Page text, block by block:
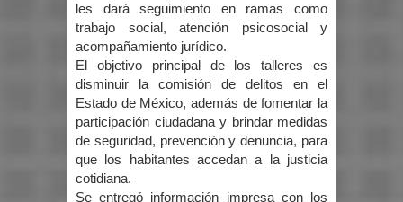
les dará seguimiento en ramas como
trabajo social, atención psicosocial y
acompañamiento jurídico.
El objetivo principal de los talleres es
disminuir la comisión de delitos en el
Estado de México, además de fomentar la
participación ciudadana y brindar medidas
de seguridad, prevención y denuncia, para
que los habitantes accedan a la justicia
cotidiana.
Se entregó información impresa con los